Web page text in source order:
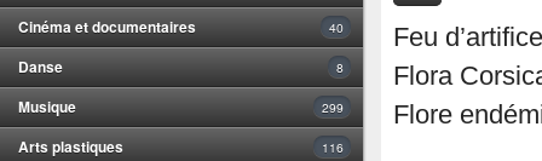
Cinéma et documentaires 40
Danse 8
Musique 299
Arts plastiques 116
Feu
Flora
Flore